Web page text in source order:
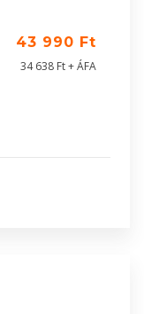
43 990 Ft
34 638 Ft + ÁFA